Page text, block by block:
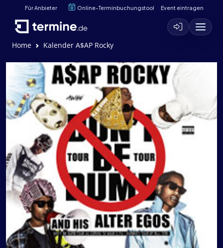
Für Anbieter Online-Terminbuchungstool Event eintragen
Home Kalender A$AP Rocky